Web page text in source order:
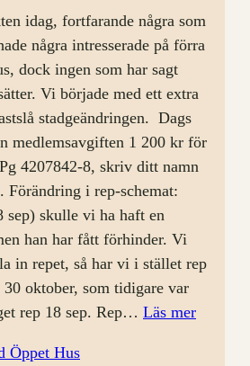
idag, fortfarande några som
några intresserade på förra
dock ingen som har sagt
Vi började med ett extra
stadgeändringen. Dags
medlemsavgiften 1 200 kr för
4207842-8, skriv ditt namn
Förändring i rep-schemat:
sep) skulle vi ha haft en
han har fått förhinder. Vi
in repet, så har vi i stället rep
oktober, som tidigare var
rep 18 sep. Rep… Läs mer:
Öppet Hus